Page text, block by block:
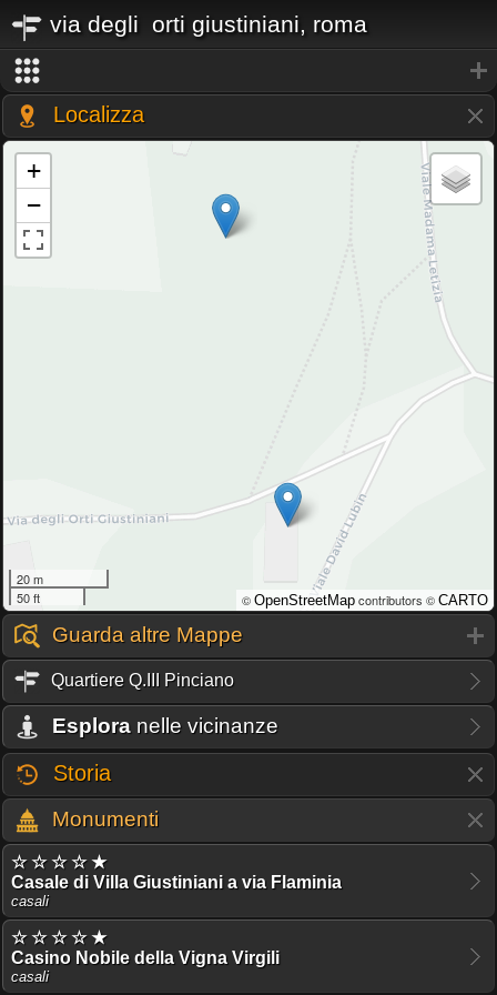
via degli orti giustiniani, roma
Localizza
+
−
20 m
50 ft
© OpenStreetMap contributors © CARTO
Guarda altre Mappe
Quartiere Q.III Pinciano
Esplora nelle vicinanze
Storia
Monumenti
☆ ☆ ☆ ☆ ★
Casale di Villa Giustiniani a via Flaminia
casali
☆ ☆ ☆ ☆ ★
Casino Nobile della Vigna Virgili
casali